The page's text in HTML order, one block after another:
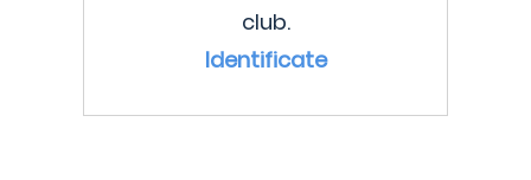
club.
Identificate